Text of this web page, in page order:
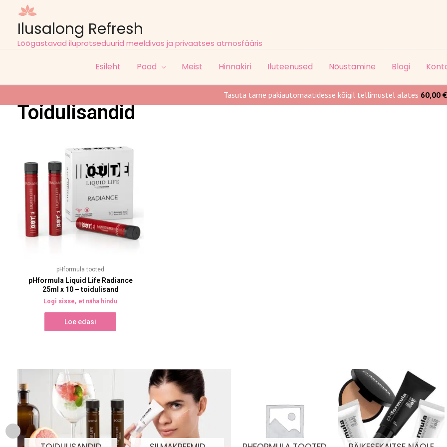
Tasuta tarne pakiautomaatidesse kõigil tellimustel alates 60,00 €
Ilusalong Refresh
Lõõgastavad iluprotseduurid meeldivas ja privaatses atmosfääris
Esileht Pood Meist Hinnakiri Iluteenused Nõustamine Blogi
Toidulisandid
pHformula tooted
pHformula Liquid Life Radiance
25ml x 10 – toidulisand
Logi sisse, et näha hindu
Loe edasi